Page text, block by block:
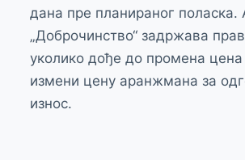
дана пре планираног поласка.
„Доброчинство“ задржава
уколико дође до промена
измени цену аранжмана за
износ.